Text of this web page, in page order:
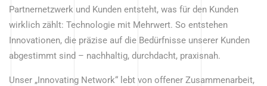
Partnernetzwerk und Kunden entsteht, was für den Kunden
wirklich zählt: Technologie mit Mehrwert. So entstehen
Innovationen, die präzise auf die Bedürfnisse unserer Kunden
abgestimmt sind – nachhaltig, durchdacht, praxisnah.
Unser „Innovating Network“ lebt von offener Zusammenarbeit,